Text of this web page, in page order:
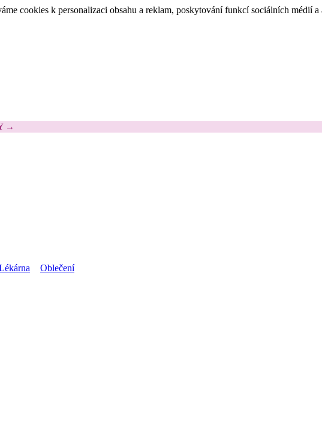
cookies k personalizaci obsahu a reklam, poskytování funkcí sociálních médií
→
Oblečení